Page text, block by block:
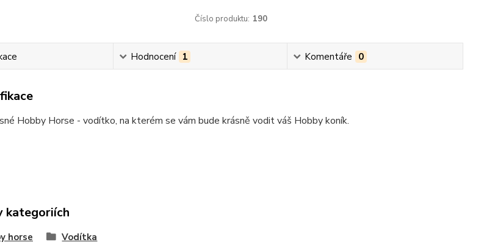
Číslo produktu: 190
Hodnocení 1 Komentáře 0
Hobby Horse - vodítko, na kterém se vám bude krásně vodit váš Hobby koník.
kategoriích
horse
Vodítka